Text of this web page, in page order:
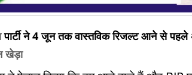
पार्टी ने 4 जून तक वास्तविक रिजल्ट आने से
खेड़ा